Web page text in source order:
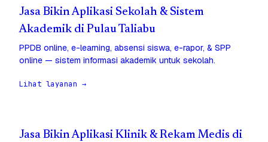
Jasa Bikin Aplikasi Sekolah & Sistem
Akademik di Pulau Taliabu
PPDB online, e-learning, absensi siswa, e-rapor, & SPP
online — sistem informasi akademik untuk sekolah.
Lihat layanan →
Jasa Bikin Aplikasi Klinik & Rekam Medis di